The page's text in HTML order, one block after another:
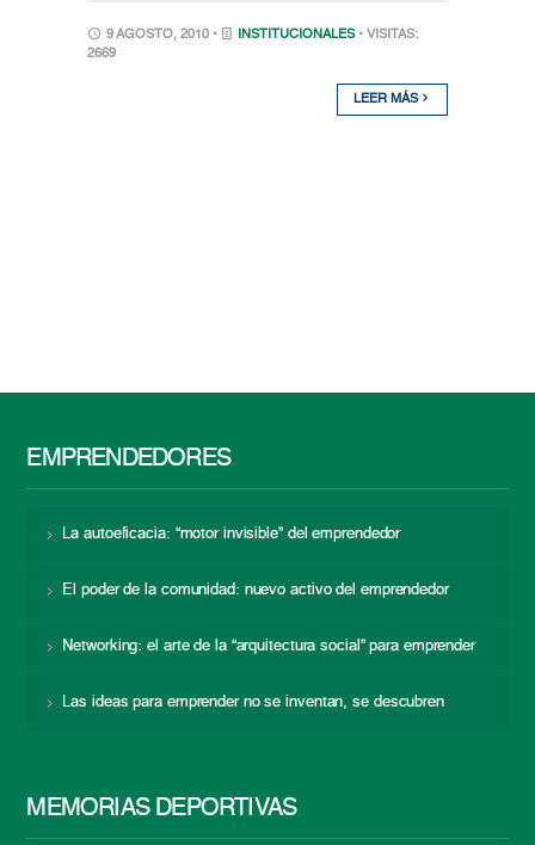
9 AGOSTO, 2010 • INSTITUCIONALES • VISITAS:
2669
LEER MÁS
EMPRENDEDORES
La autoeficacia: “motor invisible” del emprendedor
El poder de la comunidad: nuevo activo del emprendedor
Networking: el arte de la “arquitectura social” para emprender
Las ideas para emprender no se inventan, se descubren
MEMORIAS DEPORTIVAS